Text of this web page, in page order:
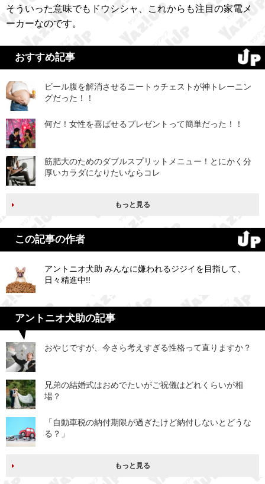
そういった意味でもドウシシャ、これからも注目の家電メ
ーカーなのです。
おすすめ記事
ビール腹を解消させるニートゥチェストが神トレーニン
グだった！！
何だ！女性を喜ばせるプレゼントって簡単だった！！
筋肥大のためのダブルスプリットメニュー！とにかく分
厚いカラダになりたいならコレ
もっと見る
この記事の作者
アントニオ犬助 みんなに嫌われるジジイを目指して、
日々精進中!!
アントニオ犬助の記事
おやじですが、今さら考えすぎる性格って直りますか？
兄弟の結婚式はおめでたいがご祝儀はどれくらいが相
場？
「自動車税の納付期限が過ぎたけど納付しないとどうな
る？」
もっと見る